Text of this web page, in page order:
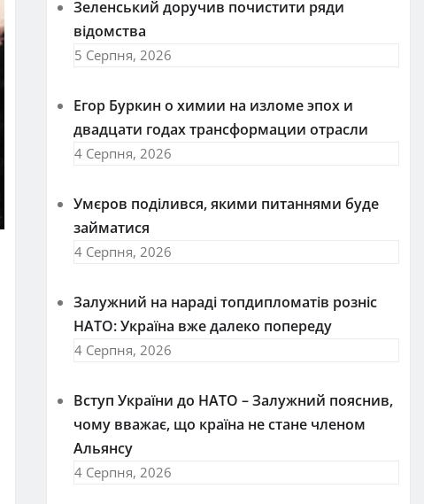
Зеленський доручив почистити ряди
відомства
5 Серпня, 2026
Егор Буркин о химии на изломе эпох и
двадцати годах трансформации отрасли
4 Серпня, 2026
Умєров поділився, якими питаннями буде
займатися
4 Серпня, 2026
Залужний на нараді топдипломатів розніс
НАТО: Україна вже далеко попереду
4 Серпня, 2026
Вступ України до НАТО – Залужний пояснив,
чому вважає, що країна не стане членом
Альянсу
4 Серпня, 2026